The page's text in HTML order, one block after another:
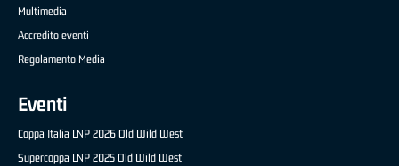
Multimedia
Accredito eventi
Regolamento Media
Eventi
Coppa Italia LNP 2026 Old Wild West
Supercoppa LNP 2025 Old Wild West